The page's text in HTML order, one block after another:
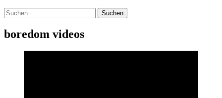
Suchen
nach:
boredom videos